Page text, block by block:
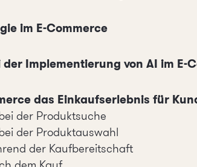
im E-Commerce
Implementierung von AI im E-
das Einkaufserlebnis für
der Produktsuche
der Produktauswahl
der Kaufbereitschaft